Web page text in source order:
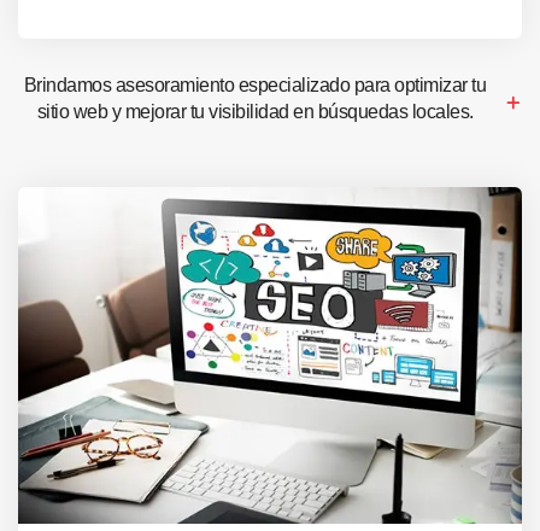
Brindamos asesoramiento especializado para optimizar tu
sitio web y mejorar tu visibilidad en búsquedas locales.